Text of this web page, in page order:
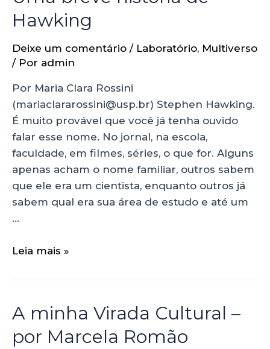
Hawking
Deixe um comentário / Laboratório, Multiverso
/ Por admin
Por Maria Clara Rossini
(mariaclararossini@usp.br) Stephen Hawking.
É muito provável que você já tenha ouvido
falar esse nome. No jornal, na escola,
faculdade, em filmes, séries, o que for. Alguns
apenas acham o nome familiar, outros sabem
que ele era um cientista, enquanto outros já
sabem qual era sua área de estudo e até um
…
Leia mais »
A minha Virada Cultural –
por Marcela Romão